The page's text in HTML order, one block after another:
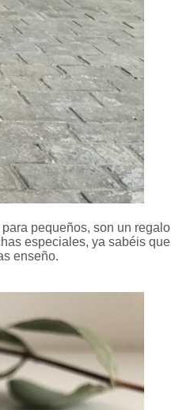
pequeños, son un regalo
especiales, ya sabéis que
enseño.